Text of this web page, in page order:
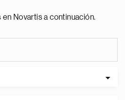
Novartis a continuación.